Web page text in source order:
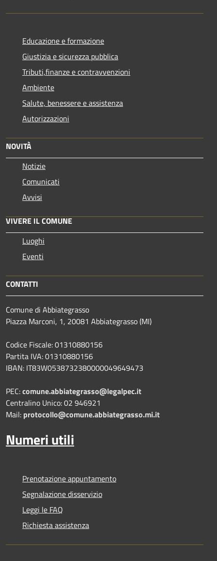
Educazione e formazione
Giustizia e sicurezza pubblica
Tributi,finanze e contravvenzioni
Ambiente
Salute, benessere e assistenza
Autorizzazioni
NOVITÀ
Notizie
Comunicati
Avvisi
VIVERE IL COMUNE
Luoghi
Eventi
CONTATTI
Comune di Abbiategrasso
Piazza Marconi, 1, 20081 Abbiategrasso (MI)
Codice Fiscale: 01310880156
Partita IVA: 01310880156
IBAN: IT83W0538732380000049649473
PEC:comune.abbiategrasso@legalpec.it
Centralino Unico: 02 946921
Mail: protocollo@comune.abbiategrasso.mi.it
Numeri utili
Prenotazione appuntamento
Segnalazione disservizio
Leggi le FAQ
Richiesta assistenza